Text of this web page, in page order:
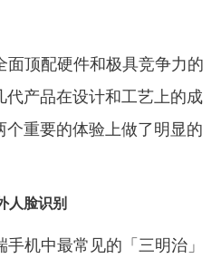
面顶配硬件和极具竞争力的
代产品在设计和工艺上的成
重要的体验上做了明显的
人脸识别
机中最常见的「三明治」